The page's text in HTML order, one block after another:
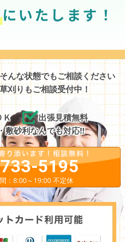
にいたします！
んな状態でもご相談ください
刈りもご相談受付中！
Ｋ
出張見積無料
敷砂利なんでも対応!!
5195
：8:00～19:00 不定休